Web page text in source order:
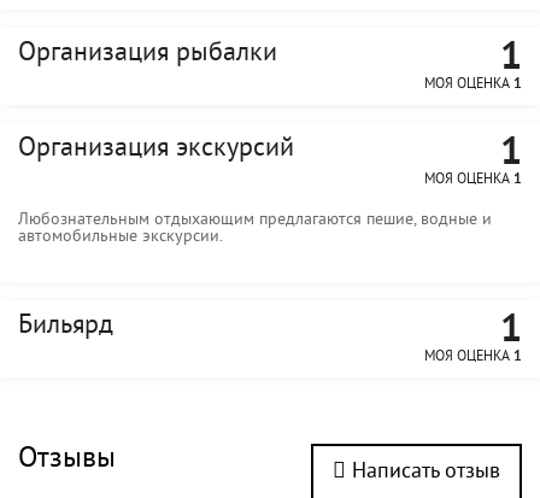
Организация рыбалки 1
МОЯ ОЦЕНКА 1
Организация экскурсий 1
МОЯ ОЦЕНКА 1
Любознательным отдыхающим предлагаются пешие, водные и
автомобильные экскурсии.
Бильярд 1
МОЯ ОЦЕНКА 1
Отзывы Написать отзыв